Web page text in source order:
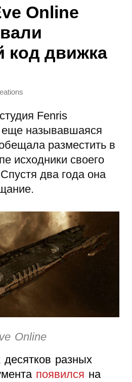
Online
код движка
Fenris
еще называвшаяся
разместить в
исходники своего
два года она
Online
разных
появился на